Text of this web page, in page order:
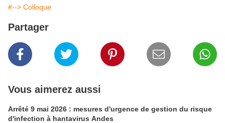
#--> Colloque
Partager
Vous aimerez aussi
Arrêté 9 mai 2026 : mesures d'urgence de gestion du risque
d'infection à hantavirus Andes